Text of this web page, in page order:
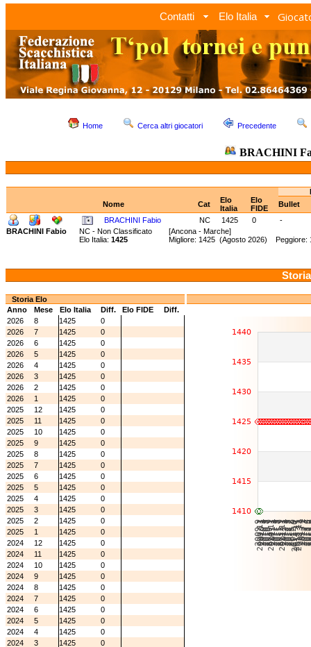
Contatti Elo Italia
Home Cerca altri giocatori Precedente
BRACHINI
Nome
Cat
Elo
Italia
Elo
FIDE
Bullet
BRACHINI Fabio
NC 1425 0
-
BRACHINI Fabio
NC - Non Classificato [Ancona - Marche]
Elo Italia: 1425 Migliore: 1425 (Agosto 2026) Peggiore:
Storia Elo
Anno
Mese Elo Italia Diff. Elo FIDE
Diff.
2026
8 1425
0
2026
7 1425
0
2026
6 1425
0
2026
5 1425
0
2026
4 1425
0
2026
3 1425
0
2026
2 1425
0
2026
1 1425
0
2025
12 1425
0
2025
11 1425
0
2025
10 1425
0
2025
9 1425
0
2025
8 1425
0
2025
7 1425
0
2025
6 1425
0
2025
5 1425
0
2025
4 1425
0
2025
3 1425
0
2025
2 1425
0
2025
1 1425
0
2024
12 1425
0
2024
11 1425
0
2024
10 1425
0
2024
9 1425
0
2024
8 1425
0
2024
7 1425
0
2024
6 1425
0
2024
5 1425
0
2024
4 1425
0
2024
3 1425
0